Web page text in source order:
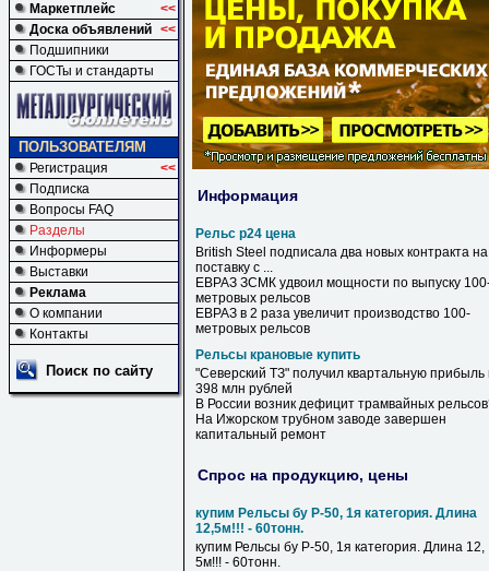
Маркетплейс
<<
Доска объявлений <<
Подшипники
ГОСТы и стандарты
ПОЛЬЗОВАТЕЛЯМ
Регистрация
<<
Подписка
Вопросы FAQ
Разделы
Информеры
Выставки
Реклама
О компании
Контакты
Поиск по сайту
Информация
Рельс р24 цена
British Steel подписала два новых контракта на
поставку с ...
ЕВРАЗ ЗСМК удвоил мощности по выпуску
метровых рельсов
ЕВРАЗ в 2 раза увеличит производство 100-
метровых рельсов
Рельсы крановые купить
"Северский ТЗ" получил квартальную прибыль
398 млн рублей
В России возник дефицит трамвайных рельсов
На Ижорском трубном заводе завершен
капитальный ремонт
Спрос на продукцию, цены
купим Рельсы бу Р-50, 1я категория. Длина
12,5м!!! - 60тонн.
купим Рельсы бу Р-50, 1я категория. Длина 12,
5м!!! - 60тонн.